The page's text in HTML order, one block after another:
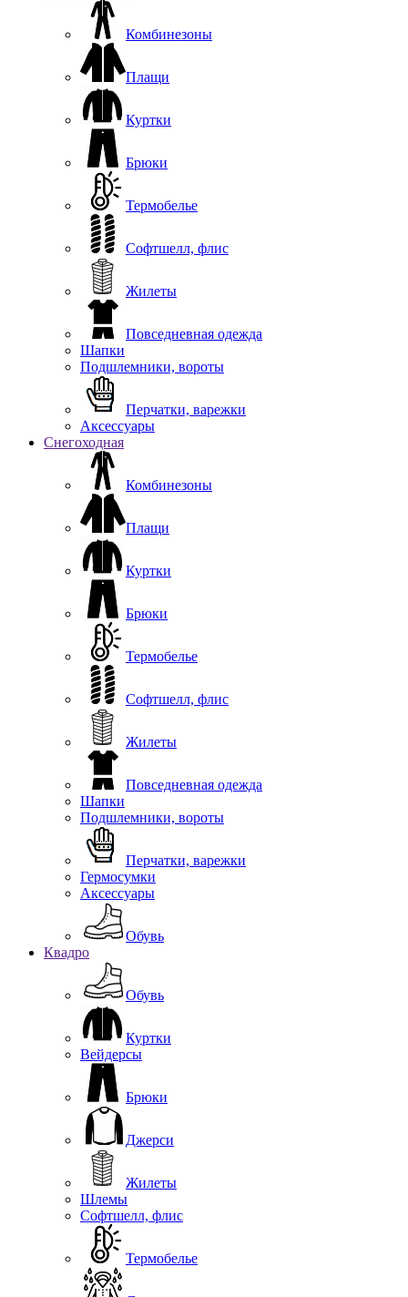
Комбинезоны
Плащи
Куртки
Брюки
Термобелье
Софтшелл, флис
Жилеты
Повседневная одежда
Шапки
Подшлемники, вороты
Перчатки, варежки
Аксессуары
Снегоходная
Комбинезоны
Плащи
Куртки
Брюки
Термобелье
Софтшелл, флис
Жилеты
Повседневная одежда
Шапки
Подшлемники, вороты
Перчатки, варежки
Гермосумки
Аксессуары
Обувь
Квадро
Обувь
Куртки
Вейдерсы
Брюки
Джерси
Жилеты
Шлемы
Софтшелл, флис
Термобелье